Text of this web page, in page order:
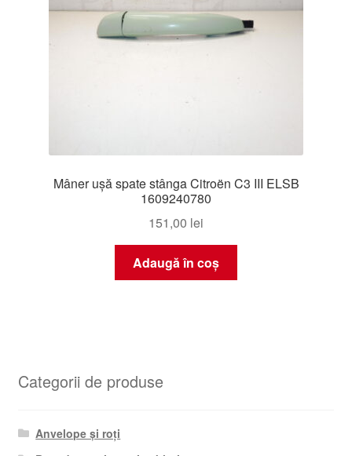
Mâner ușă spate stânga Citroën C3 III ELSB
1609240780
151,00 lei
Adaugă în coș
Categorii de produse
Anvelope și roți